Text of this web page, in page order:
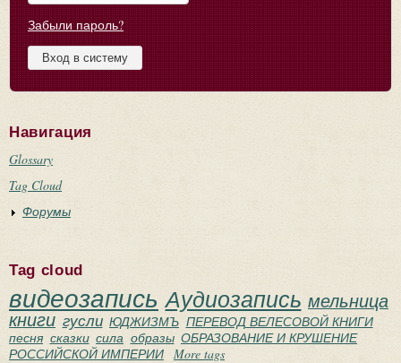
Забыли пароль?
Навигация
Glossary
Tag Cloud
Форумы
Tag cloud
видеозапись Аудиозапись мельница
книги гусли ЮДЖИЗМЪ ПЕРЕВОД ВЕЛЕСОВОЙ КНИГИ
песня сказки сила образы ОБРАЗОВАНИЕ И КРУШЕНИЕ
РОССИЙСКОЙ ИМПЕРИИ
More tags